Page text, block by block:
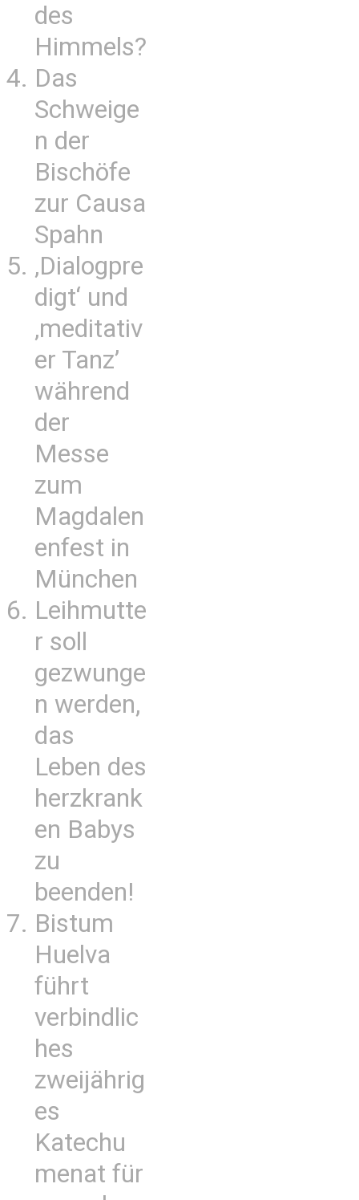
des
Himmels?
Das
Schweige
n der
Bischöfe
zur Causa
Spahn
‚Dialogpre
digt‘ und
‚meditativ
er Tanz’
während
der
Messe
zum
Magdalen
enfest in
München
Leihmutte
r soll
gezwunge
n werden,
das
Leben des
herzkrank
en Babys
zu
beenden!
Bistum
Huelva
führt
verbindlic
hes
zweijährig
es
Katechu
menat für